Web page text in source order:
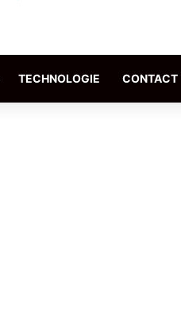
TECHNOLOGIE CONTACT